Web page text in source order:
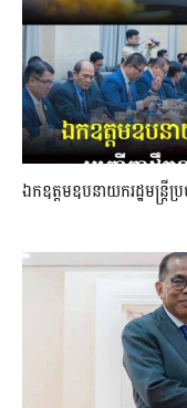
ឯកឧត្តមឧបនាយករដ្ឋមន្រ្តី